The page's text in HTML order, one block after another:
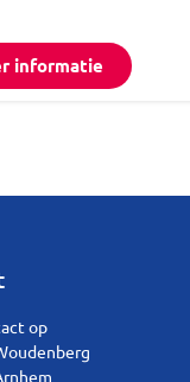
informatie
op